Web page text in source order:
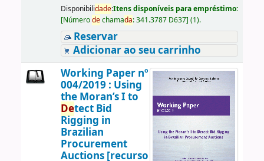
Disponibilidade:Itens disponíveis para empréstimo:
[Númerodechamada:341.3787 D637] (1).
Reservar
Adicionar ao seu carrinho
Working Paper nº
004/2019 : Using
the Moran’s I to
Detect Bid
Rigging in
Brazilian
Procurement
Auctions [recurso